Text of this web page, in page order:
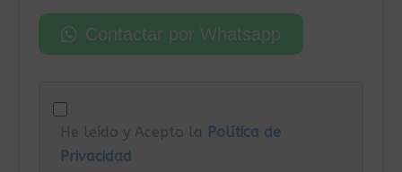
con
luces
cm
Blanco
cantidad
Contactar por Whatsapp
He leído y Acepto la Política de
Privacidad